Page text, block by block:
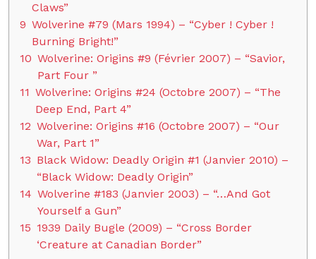
Claws”
9 Wolverine #79 (Mars 1994) – “Cyber ! Cyber !
Burning Bright!”
10 Wolverine: Origins #9 (Février 2007) – “Savior,
Part Four ”
11 Wolverine: Origins #24 (Octobre 2007) – “The
Deep End, Part 4”
12 Wolverine: Origins #16 (Octobre 2007) – “Our
War, Part 1”
13 Black Widow: Deadly Origin #1 (Janvier 2010) –
“Black Widow: Deadly Origin”
14 Wolverine #183 (Janvier 2003) – “…And Got
Yourself a Gun”
15 1939 Daily Bugle (2009) – “Cross Border
‘Creature at Canadian Border”